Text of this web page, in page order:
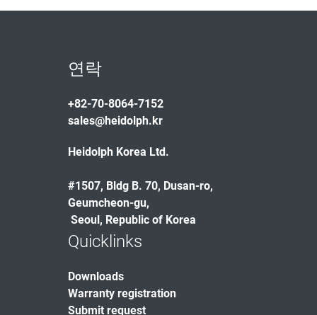
연락
+82-70-8064-7152
sales@heidolph.kr
Heidolph Korea Ltd.
#1507, Bldg B. 70, Dusan-ro,
Geumcheon-gu,
Seoul, Republic of Korea
Quicklinks
Downloads
Warranty registration
Submit request